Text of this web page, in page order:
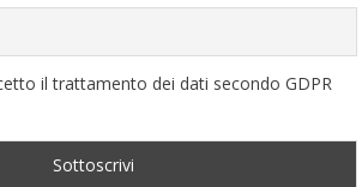
il trattamento dei dati secondo GDPR